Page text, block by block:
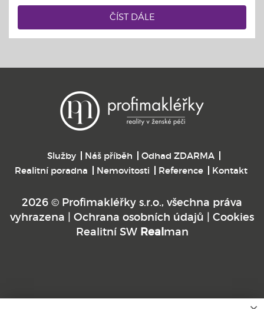
ČÍST DÁLE
Služby Náš příběh
Odhad ZDARMA
Realitní poradna
Nemovitosti Reference Kontakt
2026 © Profimakléřky s.r.o., všechna práva
vyhrazena | Ochrana osobních údajů
Cookies
Realitní SW Real man